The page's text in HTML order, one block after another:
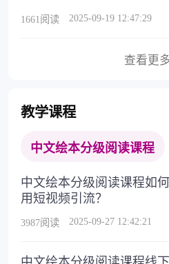
1661阅读 2025-09-19 12:47:29
查看更
教学课程
中文绘本分级阅读课程
中文绘本分级阅读课程如何
用短视频引流？
3987阅读 2025-09-27 12:42:21